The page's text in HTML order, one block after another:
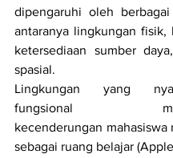
dipengaruhi oleh
antaranya lingkungan fisik,
ketersediaan sumber
spasial.
Lingkungan yang
fungsional
kecenderungan mahasiswa
sebagai ruang belajar